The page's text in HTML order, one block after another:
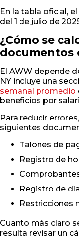
En la tabla oficial,
del 1 de julio de
¿Cómo se
documentos
El AWW depende
NY incluye una
semanal promedio
beneficios por
Para reducir
siguientes
Talones de
Registro de
Registro de
Restricciones
Cuanto más claro
resulta revisar un